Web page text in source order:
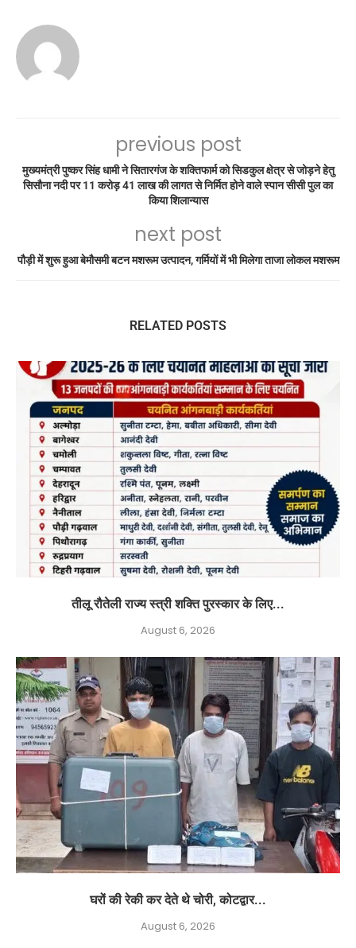
previous post
मुख्यमंत्री पुष्कर सिंह धामी ने सितारगंज के शक्तिफार्म को सिडकुल क्षेत्र से जोड़ने हेतु
सिसौना नदी पर 11 करोड़ 41 लाख की लागत से निर्मित होने वाले स्पान सीसी पुल का
किया शिलान्यास
next post
पौड़ी में शुरू हुआ बेमौसमी बटन मशरूम उत्पादन, गर्मियों में भी मिलेगा ताजा लोकल मशरूम
RELATED POSTS
तीलू रौतेली राज्य स्त्री शक्ति पुरस्कार के लिए...
August 6, 2026
घरों की रेकी कर देते थे चोरी, कोटद्वार...
August 6, 2026